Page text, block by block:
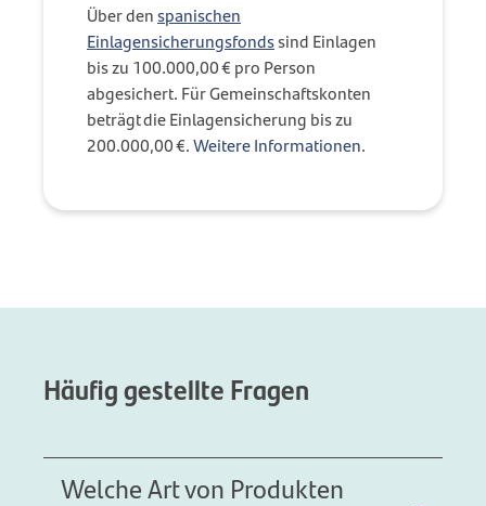
Über denspanischen
Einlagensicherungsfondssind Einlagen
bis zu 100.000,00 € pro Person
abgesichert. Für Gemeinschaftskonten
beträgt die Einlagensicherung bis zu
200.000,00 €.Weitere Informationen.
Häufig gestellte Fragen
Welche Art von Produkten